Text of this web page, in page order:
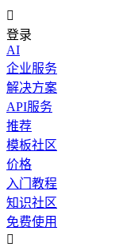

登录
AI
企业服务
解决方案
API服务
推荐
模板社区
价格
入门教程
知识社区
免费使用
